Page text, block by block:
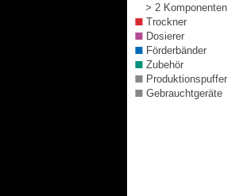
> 2 Komponenten
Trockner
Dosierer
Förderbänder
Zubehör
Produktionspuffer
Gebrauchtgeräte